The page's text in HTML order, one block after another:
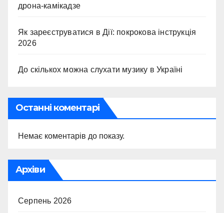
дрона-камікадзе
Як зареєструватися в Дії: покрокова інструкція
2026
До скількох можна слухати музику в Україні
Останні коментарі
Немає коментарів до показу.
Архіви
Серпень 2026